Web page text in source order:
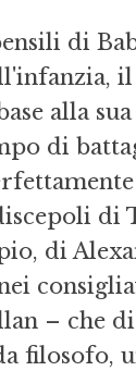
di
alla
di
di
di
– che
filosofo,